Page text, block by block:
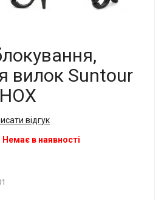
вилок Suntour
відгук
Немає в наявності